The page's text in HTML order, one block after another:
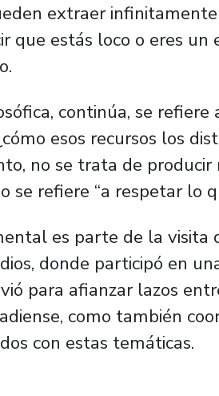
extraer
que estás loco o eres un
continúa, se refiere
esos recursos los
no se trata de producir
se refiere “a respetar lo
es parte de la visita
donde participó en
para afianzar lazos
como también
con estas temáticas.